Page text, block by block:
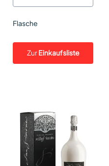
Flasche
ZurEinkaufsliste